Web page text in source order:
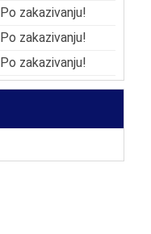
Po zakazivanju!
Po zakazivanju!
Po zakazivanju!